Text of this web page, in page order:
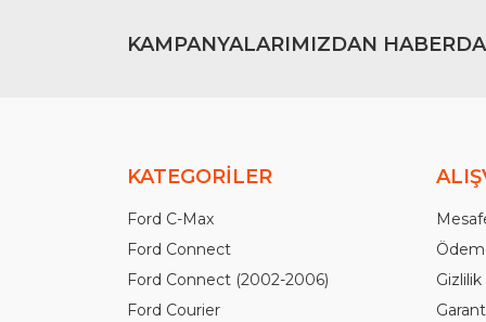
KAMPANYALARIMIZDAN
KATEGORİLER
Ford C-Max
Ford Connect
Ford Connect (2002-2006)
Ford Courier